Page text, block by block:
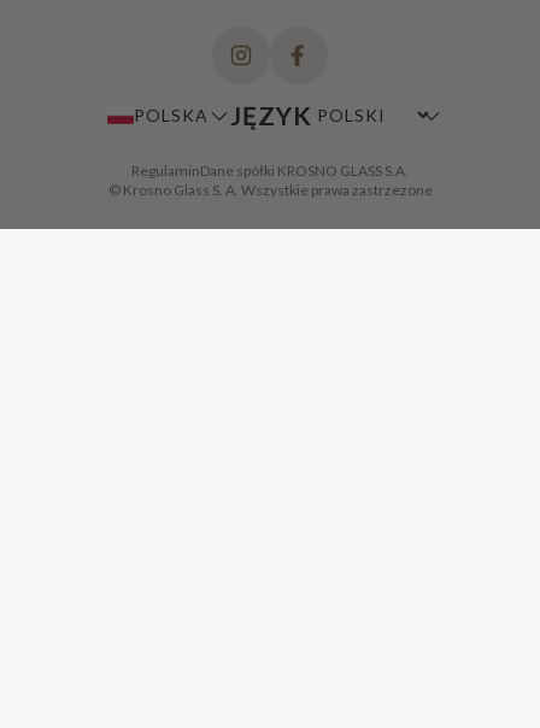
POLSKA JĘZYK
RegulaminDane spółki KROSNO GLASS S.A.
© Krosno Glass S. A. Wszystkie prawa zastrzezone